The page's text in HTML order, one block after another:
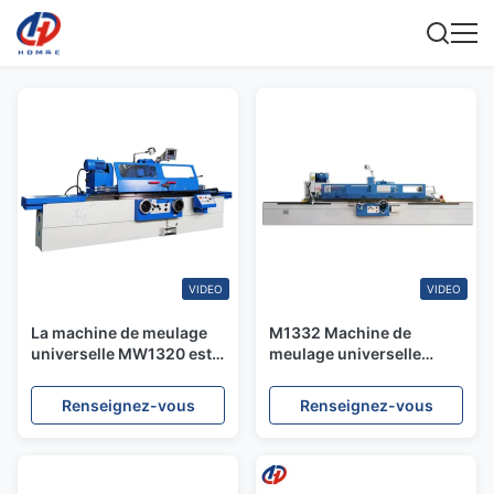
VIDEO
La machine de meulage
universelle MW1320 est
cylindrique CNC de 500
mm à 750 mm.
Renseignez-vous
VIDEO
M1332 Machine de
meulage universelle
1500 mm Machine de
meulage cylindrique CNC
Renseignez-vous